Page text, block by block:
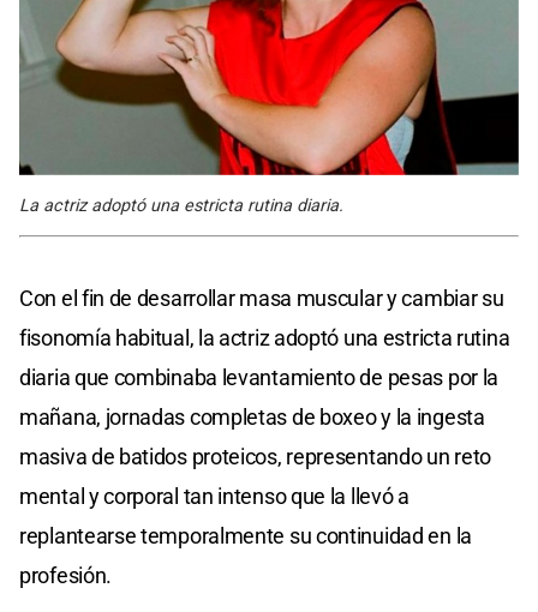
La actriz adoptó una estricta rutina diaria.
Con el fin de desarrollar masa muscular y cambiar su
fisonomía habitual, la actriz adoptó una estricta rutina
diaria que combinaba levantamiento de pesas por la
mañana, jornadas completas de boxeo y la ingesta
masiva de batidos proteicos, representando un reto
mental y corporal tan intenso que la llevó a
replantearse temporalmente su continuidad en la
profesión.